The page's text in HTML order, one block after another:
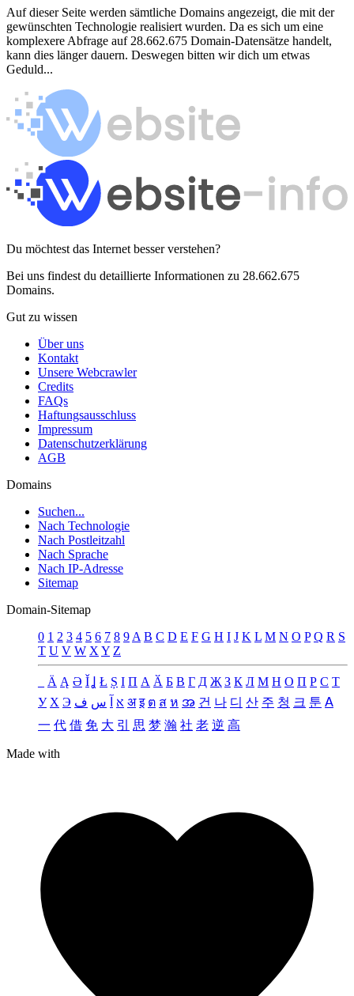
Auf dieser Seite werden sämtliche Domains angezeigt, die mit der
gewünschten Technologie realisiert wurden. Da es sich um eine
komplexere Abfrage auf 28.662.675 Domain-Datensätze handelt,
kann dies länger dauern. Deswegen bitten wir dich um etwas
Geduld...
Du möchtest das Internet besser verstehen?
Bei uns findest du detaillierte Informationen zu 28.662.675
Domains.
Gut zu wissen
Über uns
Kontakt
Unsere Webcrawler
Credits
FAQs
Haftungsausschluss
Impressum
Datenschutzerklärung
AGB
Domains
Suchen...
Nach Technologie
Nach Postleitzahl
Nach Sprache
Nach IP-Adresse
Sitemap
Domain-Sitemap
0 1 2 3 4 5 6 7 8 9 A B C D E F G H I J K L M N O P Q R S
T U V W X Y Z
Ä Ą Ə Ǐ Ʝ Ł Ș Ι Π А Ӑ Б В Г Д Җ З К Л М Н О П Р С Т
У Х Э א س ف अ इ ต ส ห အ 건 나 디 산 주 청 크 툰 ꓮ
一 代 借 免 大 引 思 梦 瀚 社 老 逆 高
Made with